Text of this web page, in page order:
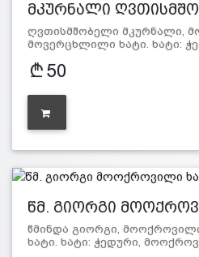
მკურნალი
ღვთისმშობელი მკურნალი,
მოვერცხლილი ხატი. ხატი:
50
წმ. გიორგი
წმინდა გიორგი,
ხატი. ხატი: ჭედური,